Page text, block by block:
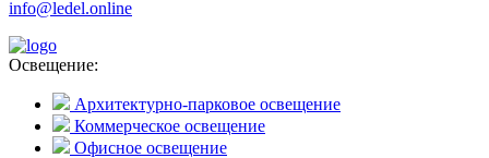
info@ledel.online
Освещение:
Архитектурно-парковое освещение
Коммерческое освещение
Офисное освещение